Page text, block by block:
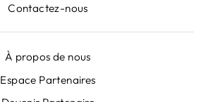
Contactez-nous
À propos de nous
Espace Partenaires